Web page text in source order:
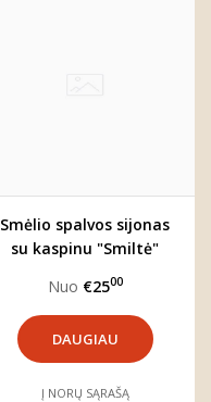
Smėlio spalvos sijonas
su kaspinu "Smiltė"
Nuo €2500
DAUGIAU
Į NORŲ SĄRAŠĄ